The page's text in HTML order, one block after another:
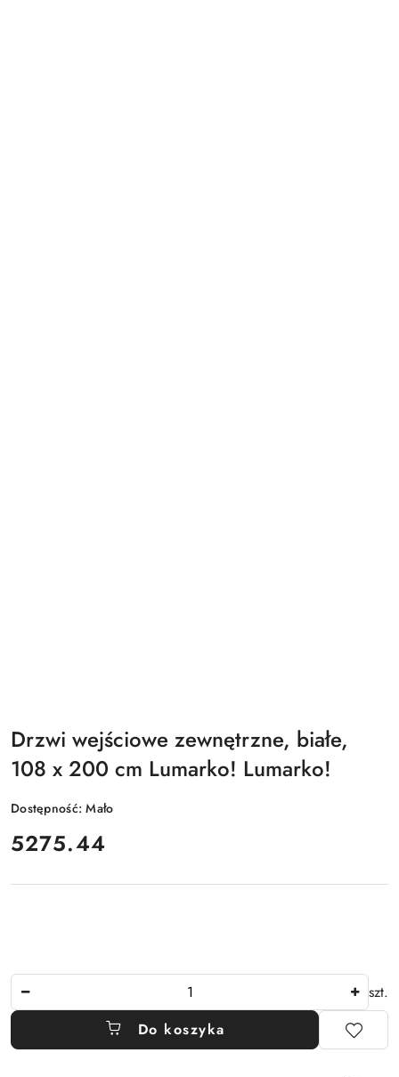
Drzwi wejściowe zewnętrzne, białe,
108 x 200 cm Lumarko! Lumarko!
Dostępność:Mało
cena:
5275.44
szt.
Do koszyka